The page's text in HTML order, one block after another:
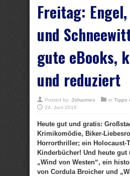
Freitag:
und
gute eBooks,
und reduziert
Posted by: Johannes in Tipps
24. Juni 2016
Heute gut und gratis:
Krimikomödie, Biker-
Horrorthriller; ein Holocaust-
Kinderbücher! Und heute gut
„Wind von Westen“, ein
von Cordula Broicher und